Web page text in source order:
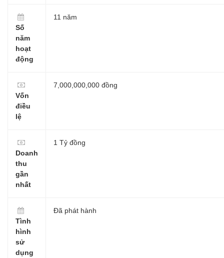
Số
năm
hoạt
động
11 năm
Vốn
điều
lệ
7,000,000,000 đồng
Doanh
thu
gần
nhất
1 Tỷ đồng
Tình
hình
sử
dụng
Đã phát hành